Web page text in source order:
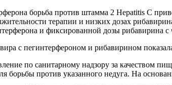
борьба против штамма 2 Hepatitis C
терапии и низких дозах
и фиксированной дозы рибавирина с
с пегинтерфероном и рибавирином
по санитарному надзору за качеством
борьбы против указанного недуга. На